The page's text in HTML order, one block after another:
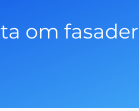
om fasader